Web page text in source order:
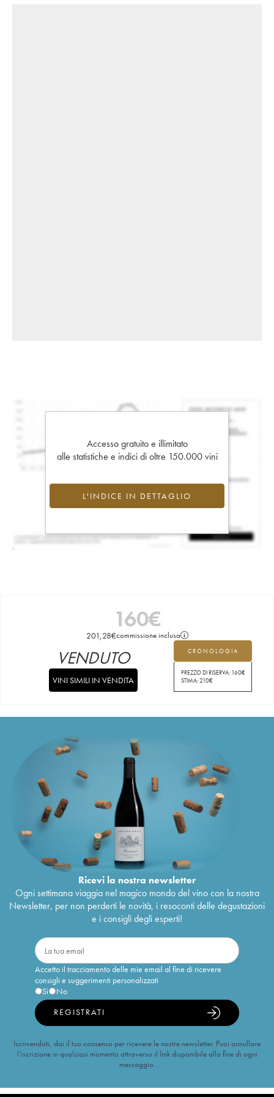
Accesso gratuito e illimitato
alle statistiche e indici di oltre 150.000 vini
L'INDICE IN DETTAGLIO
160€
201,28€commissione inclusa
CRONOLOGIA
PREZZO DI RISERVA: 160€
STIMA:210€
VENDUTO
VINI SIMILI IN VENDITA
Ricevi la nostra newsletter
Ogni settimana viaggia nel magico mondo del vino con la nostra
Newsletter, per non perderti le novità, i resoconti delle degustazioni
e i consigli degli esperti!
Accetto il tracciamento delle mie email al fine di ricevere
consigli e suggerimenti personalizzati
Sì
No
REGISTRATI
Iscrivendoti, dai il tuo consenso per ricevere le nostre newsletter. Puoi annullare
l’iscrizione in qualsiasi momento attraverso il link disponibile alla fine di ogni
messaggio.